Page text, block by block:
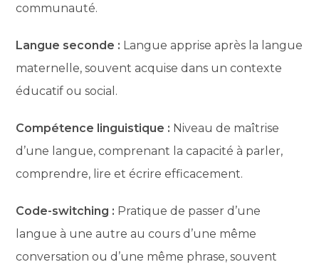
communauté.
Langue seconde : Langue apprise après la langue
maternelle, souvent acquise dans un contexte
éducatif ou social.
Compétence linguistique : Niveau de maîtrise
d’une langue, comprenant la capacité à parler,
comprendre, lire et écrire efficacement.
Code-switching : Pratique de passer d’une
langue à une autre au cours d’une même
conversation ou d’une même phrase, souvent